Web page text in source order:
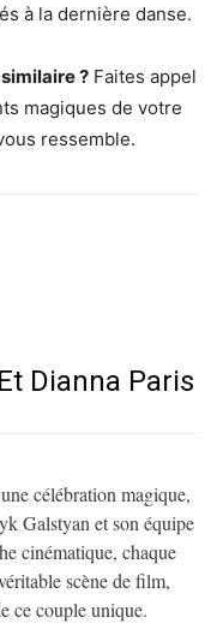
à la dernière danse.
? Faites appel
magiques de votre
ressemble.
Dianna Paris
célébration magique,
Galstyan et son équipe
cinématique, chaque
scène de film,
ce couple unique.